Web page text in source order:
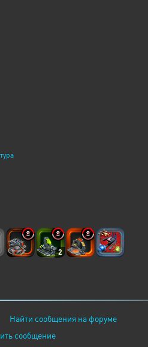
2
Найти сообщения на форуме
сообщение